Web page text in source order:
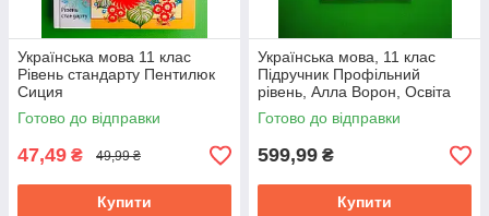
Українська мова 11 клас
Рівень стандарту Пентилюк
Сиция
Готово до відправки
47,49 ₴ 49,99 ₴
Купити
Українська мова, 11 клас
Підручник Профільний
рівень, Алла Ворон, Освіта
Готово до відправки
599,99 ₴
Купити